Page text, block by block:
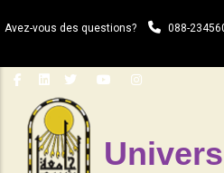
au
principal
Avez-vous des questions? 088-